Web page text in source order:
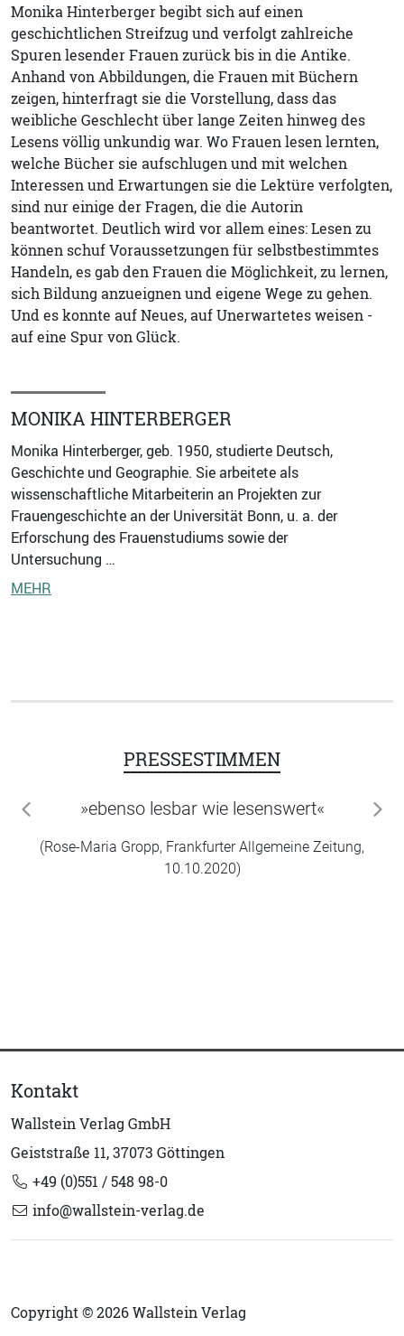
Monika Hinterberger begibt sich auf einen
geschichtlichen Streifzug und verfolgt zahlreiche
Spuren lesender Frauen zurück bis in die Antike.
Anhand von Abbildungen, die Frauen mit Büchern
zeigen, hinterfragt sie die Vorstellung, dass das
weibliche Geschlecht über lange Zeiten hinweg des
Lesens völlig unkundig war. Wo Frauen lesen lernten,
welche Bücher sie aufschlugen und mit welchen
Interessen und Erwartungen sie die Lektüre verfolgten,
sind nur einige der Fragen, die die Autorin
beantwortet. Deutlich wird vor allem eines: Lesen zu
können schuf Voraussetzungen für selbstbestimmtes
Handeln, es gab den Frauen die Möglichkeit, zu lernen,
sich Bildung anzueignen und eigene Wege zu gehen.
Und es konnte auf Neues, auf Unerwartetes weisen -
auf eine Spur von Glück.
MONIKA HINTERBERGER
Monika Hinterberger, geb. 1950, studierte Deutsch,
Geschichte und Geographie. Sie arbeitete als
wissenschaftliche Mitarbeiterin an Projekten zur
Frauengeschichte an der Universität Bonn, u. a. der
Erforschung des Frauenstudiums sowie der
Untersuchung …
MEHR
PRESSESTIMMEN
»ebenso lesbar wie lesenswert«
(Rose-Maria Gropp, Frankfurter Allgemeine Zeitung,
10.10.2020)
zurück
Kontakt
Wallstein Verlag GmbH
Geiststraße 11, 37073 Göttingen
+49 (0)551 / 548 98-0
info@wallstein-verlag.de
Copyright © 2026 Wallstein Verlag